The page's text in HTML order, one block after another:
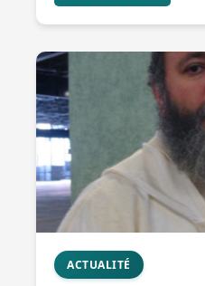
ACTUALITÉ